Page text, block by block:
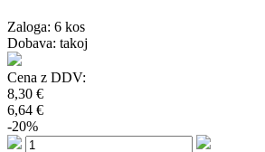
Zaloga: 6 kos
Dobava: takoj
Cena z DDV:
8,30 €
6,64 €
-20%